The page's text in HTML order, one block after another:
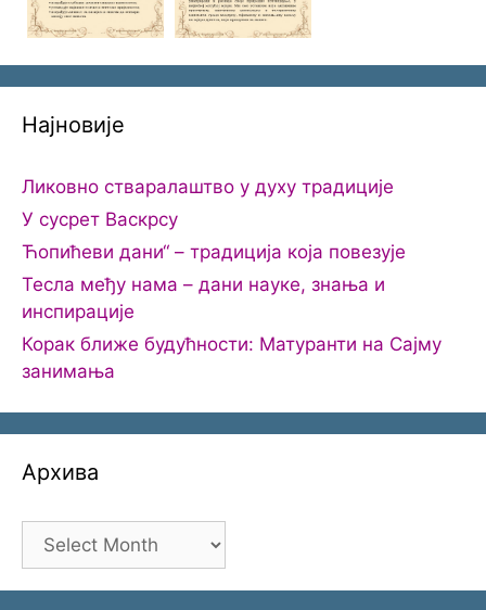
Најновије
Ликовно стваралаштво у духу традиције
У сусрет Васкрсу
Ћопићеви дани“ – традиција која повезује
Тесла међу нама – дани науке, знања и
инспирације
Корак ближе будућности: Матуранти на Сајму
занимања
Архива
Архива